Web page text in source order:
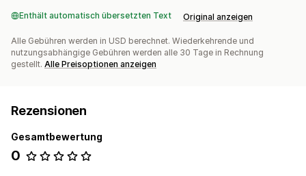
Enthält automatisch übersetzten Text Original anzeigen
Alle Gebühren werden in USD berechnet. Wiederkehrende und
nutzungsabhängige Gebühren werden alle 30 Tage in Rechnung
gestellt. Alle Preisoptionen anzeigen
Rezensionen
Gesamtbewertung
0